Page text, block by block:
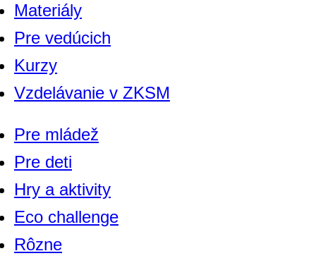
Materiály
Pre vedúcich
Kurzy
Vzdelávanie v ZKSM
Pre mládež
Pre deti
Hry a aktivity
Eco challenge
Rôzne